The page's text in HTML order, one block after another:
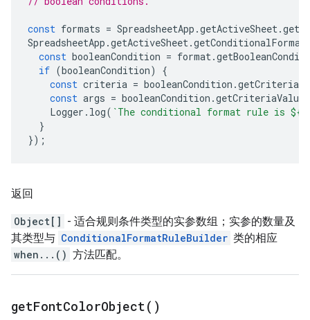
const formats = SpreadsheetApp .getActiveSheet.
SpreadsheetApp .getActiveSheet.
const booleanCondition = format.
if (booleanCondition)
{
const criteria = booleanCondition .
const args = booleanCondition .getCriteriaValues
Logger . log( `The conditional format rule is ${
}
});
返回
Object[] - 适合规则条件类型的实参数组；实参的数量及
其类型与 ConditionalFormatRuleBuilder 类的相应
when...() 方法匹配。
getFontColorObject( )